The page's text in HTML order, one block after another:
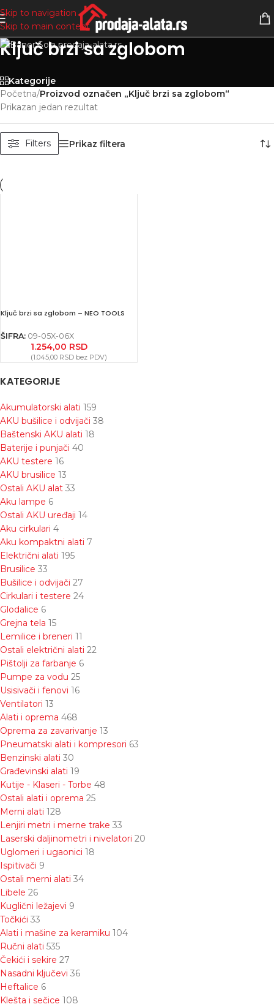
Skip to navigation
Skip to main content
Ključ brzi sa zglobom
Kategorije
KATEGORIJE
Akumulatorski alati 159
AKU bušilice i odvijači 38
Baštenski AKU alati 18
Baterije i punjači 40
AKU testere 16
AKU brusilice 13
Ostali AKU alat 33
Aku lampe 6
Ostali AKU uređaji 14
Aku cirkulari 4
Aku kompaktni alati 7
Električni alati 195
Brusilice 33
Bušilice i odvijači 27
Cirkulari i testere 24
Glodalice 6
Grejna tela 15
Lemilice i breneri 11
Ostali električni alati 22
Pištolji za farbanje 6
Pumpe za vodu 25
Usisivači i fenovi 16
Ventilatori 13
Alati i oprema 468
Oprema za zavarivanje 13
Pneumatski alati i kompresori 63
Benzinski alati 30
Građevinski alati 19
Kutije - Klaseri - Torbe 48
Ostali alati i oprema 25
Merni alati 128
Lenjiri metri i merne trake 33
Laserski daljinometri i nivelatori 20
Uglomeri i ugaonici 18
Ispitivači 9
Ostali merni alati 34
Libele 26
Kuglični ležajevi 9
Točkići 33
Alati i mašine za keramiku 104
Ručni alati 535
Čekići i sekire 27
Nasadni ključevi 36
Heftalice 6
Klešta i sečice 108
Početna/Proizvod označen „Ključ brzi sa zglobom“
Prikazan jedan rezultat
Filters Prikaz filtera
Ključ brzi sa zglobom – NEO TOOLS
ŠIFRA: 09-05X-06X
1.254,00 RSD
(1.045,00 RSDbez PDV)